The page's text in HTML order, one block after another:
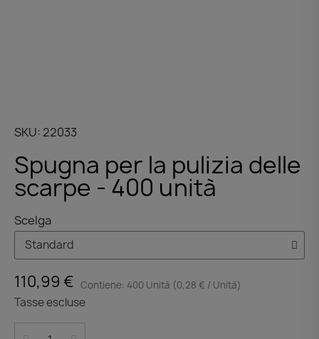
SKU 22033
Spugna per la pulizia delle
scarpe - 400 unità
Scelga
110,99 € Contiene: 400 Unità (0,28 € / Unità)
Tasse escluse